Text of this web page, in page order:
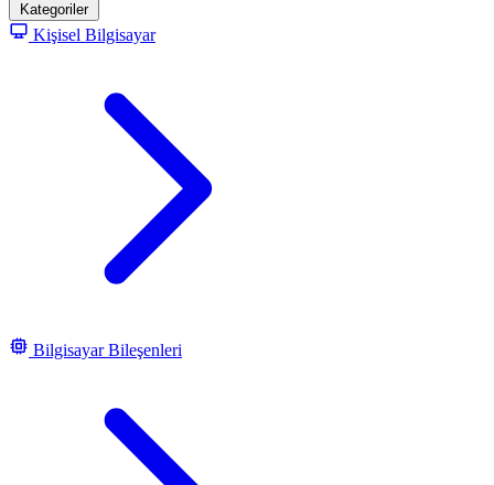
Kategoriler
Kişisel Bilgisayar
Bilgisayar Bileşenleri